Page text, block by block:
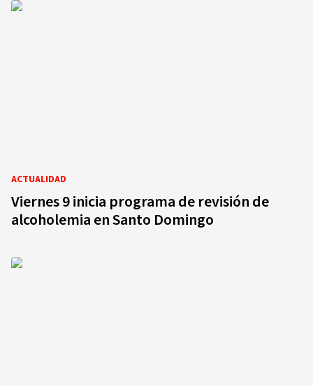
ACTUALIDAD
Viernes 9 inicia programa de revisión de
alcoholemia en Santo Domingo